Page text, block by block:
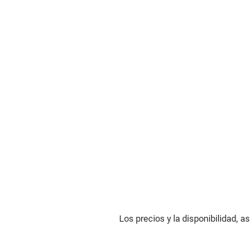
Los precios y la disponibilidad,